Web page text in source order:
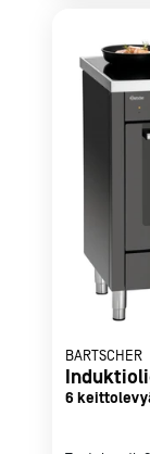
BARTSCHER
6